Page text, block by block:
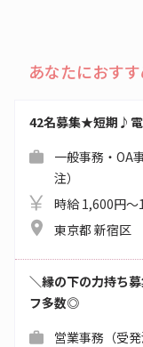
あなたにおす
42名募集★短期♪電
一般事務・OA
注）
時給 1,600円～
東京都 新宿区
＼縁の下の力持ち
フ多数◎
営業事務（受